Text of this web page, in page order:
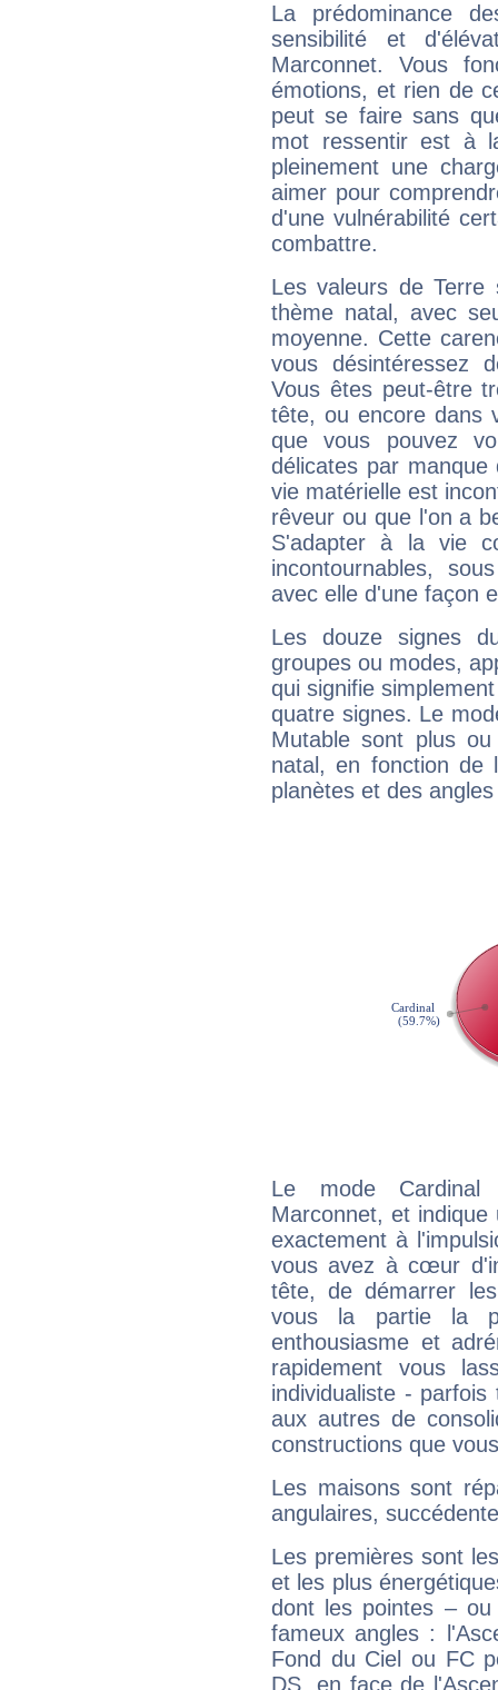
La prédominance
sensibilité et
Marconnet. Vous
émotions, et rien de
peut se faire sans
mot ressentir est à
pleinement une
aimer pour
d'une vulnérabilité
combattre.
Les valeurs de Terre
thème natal, avec
moyenne. Cette
vous désintéressez
Vous êtes peut-être
tête, ou encore dans
que vous pouvez
délicates par
vie matérielle est
rêveur ou que l'on a
S'adapter à la vie
incontournables,
avec elle d'une façon
Les douze signes
groupes ou modes,
qui signifie
quatre signes. Le
Mutable sont plus
natal, en fonction de
planètes et des
Le mode Cardinal
Marconnet, et
exactement à
vous avez à cœur
tête, de démarrer
vous la partie la
enthousiasme et
rapidement vous
individualiste -
aux autres de
constructions que
Les maisons sont
angulaires,
Les premières sont
et les plus
dont les pointes –
fameux angles :
Fond du Ciel ou FC
DS, en face de